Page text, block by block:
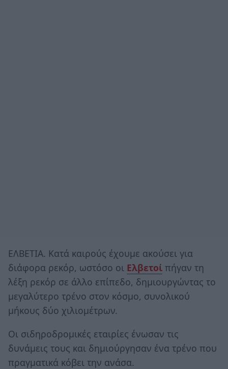
ΕΛΒΕΤΙΑ. Κατά καιρούς έχουμε ακούσει για
διάφορα ρεκόρ, ωστόσο οι Ελβετοί πήγαν τη
λέξη ρεκόρ σε άλλο επίπεδο, δημιουργώντας το
μεγαλύτερο τρένο στον κόσμο, συνολικού
μήκους δύο χιλιομέτρων.
Οι σιδηροδρομικές εταιρίες ένωσαν τις
δυνάμεις τους και δημιούργησαν ένα τρένο που
πραγματικά κόβει την ανάσα.